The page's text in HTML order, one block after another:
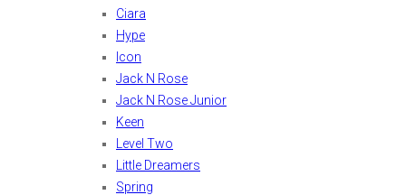
Ciara
Hype
Icon
Jack N Rose
Jack N Rose Junior
Keen
Level Two
Little Dreamers
Spring